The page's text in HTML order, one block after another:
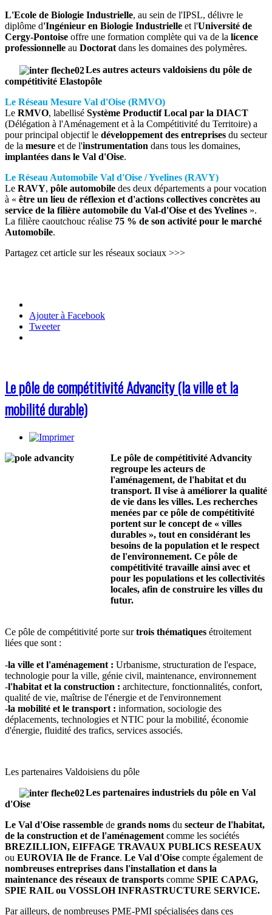
L'Ecole de Biologie Industrielle, au sein de l'IPSL, délivre le
diplôme d'Ingénieur en Biologie Industrielle et l'Université de
Cergy-Pontoise offre une formation complète qui va de la licence
professionnelle au Doctorat dans les domaines des polymères.
Les autres acteurs valdoisiens du pôle de
compétitivité Elastopôle
Le Réseau Mesure Val d'Oise (RMVO)
Le RMVO, labellisé Système Productif Local par la DIACT
(Délégation à l'Aménagement et à la Compétitivité du Territoire) a
pour principal objectif le développement des entreprises du secteur
de la mesure et de l'instrumentation dans tous les domaines,
implantées dans le Val d'Oise.
Le Réseau Automobile Val d'Oise / Yvelines (RAVY)
Le RAVY, pôle automobile des deux départements a pour vocation
à « être un lieu de réflexion et d'actions collectives concrètes au
service de la filière automobile du Val-d'Oise et des Yvelines ».
La filière caoutchouc réalise 75 % de son activité pour le marché
Automobile.
Partagez cet article sur les réseaux sociaux >>>
Ajouter à Facebook
Tweeter
Le pôle de compétitivité Advancity (la ville et la
mobilité durable)
Le pôle de compétitivité Advancity
regroupe les acteurs de
l'aménagement, de l'habitat et du
transport. Il vise à améliorer la qualité
de vie dans les villes. Les recherches
menées par ce pôle de compétitivité
portent sur le concept de « villes
durables », tout en considérant les
besoins de la population et le respect
de l'environnement. Ce pôle de
compétitivité travaille ainsi avec et
pour les populations et les collectivités
locales, afin de construire les villes du
futur.
Ce pôle de compétitivité porte surtrois thématiques étroitement
liées que sont :
-la ville et l'aménagement : Urbanisme, structuration de l'espace,
technologie pour la ville, génie civil, maintenance, environnement
-l'habitat et la construction : architecture, fonctionnalités, confort,
qualité de vie, maîtrise de l'énergie et de l'environnement
-la mobilité et le transport : information, sociologie des
déplacements, technologies et NTIC pour la mobilité, économie
d'énergie, fluidité des trafics, services associés.
Les partenaires Valdoisiens du pôle
Les partenaires industriels du pôle en Val
d'Oise
Le Val d'Oise rassemble de grands noms du secteur de l'habitat,
de la construction et de l'aménagement comme les sociétés
BREZILLION, EIFFAGE TRAVAUX PUBLICS RESEAUX
ou EUROVIA Ile de France. Le Val d'Oise compte également de
nombreuses entreprises dans l'installation et dans la
maintenance des réseaux de transports comme SPIE CAPAG,
SPIE RAIL ou VOSSLOH INFRASTRUCTURE SERVICE.
Par ailleurs, de nombreuses PME-PMI spécialisées dans ces